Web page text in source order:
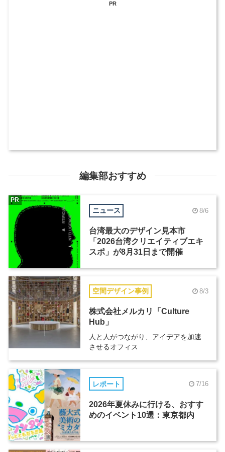
PR
編集部おすすめ
ニュース 8/6
台湾最大のデザイン見本市
「2026台湾クリエイティブエキ
スポ」が8月31日まで開催
PR
空間デザイン事例 8/3
株式会社メルカリ「Culture
Hub」
人と人がつながり、アイデアを加速
させるオフィス
レポート 7/16
2026年夏休みに行ける、おすす
めのイベント10選：東京都内